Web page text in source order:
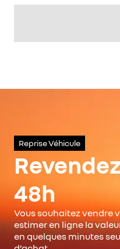
Reprise Véhicule
48h
Vous souhaitez vendre
estimer en ligne la
en quelques minutes